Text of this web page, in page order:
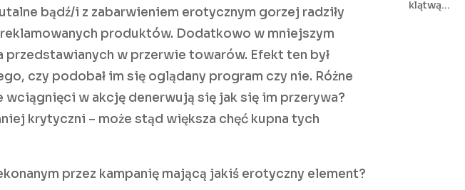
bądź/i z zabarwieniem erotycznym gorzej radziły
produktów. Dodatkowo w mniejszym
przedstawianych w przerwie towarów. Efekt ten był
czy podobał im się oglądany program czy nie. Różne
w akcję denerwują się jak się im przerywa?
krytyczni – może stąd większa chęć kupna tych
przez kampanię mającą jakiś erotyczny element?
klątwą…